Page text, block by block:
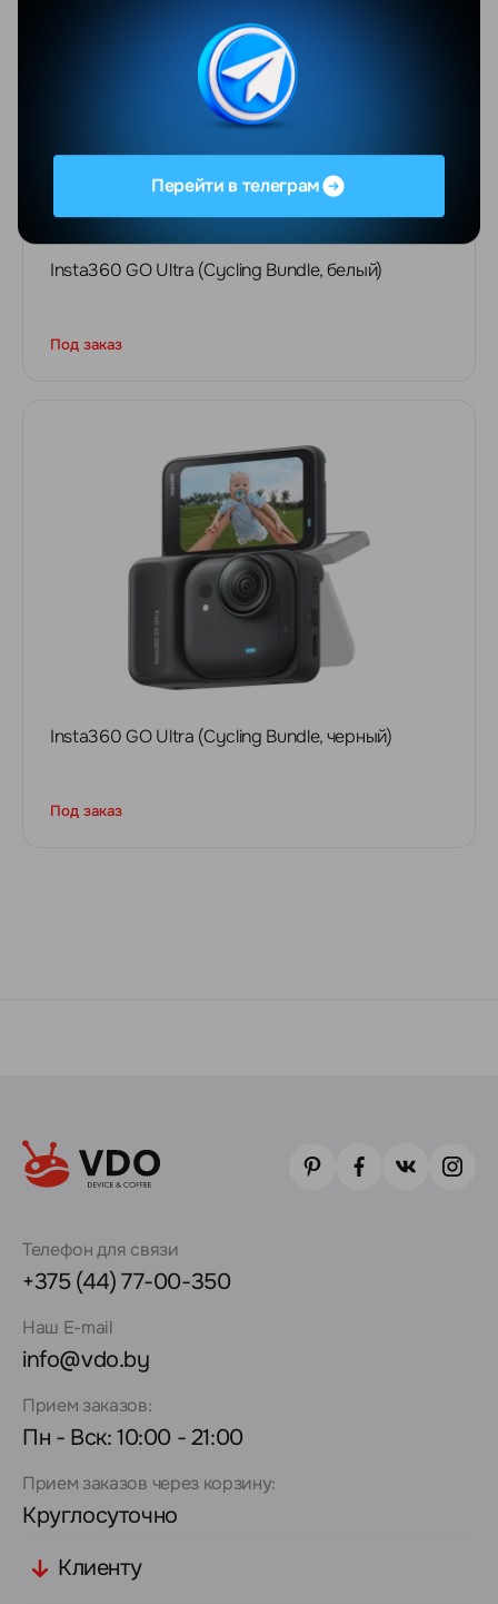
Insta360 GO Ultra (Cycling Bundle, белый)
Под заказ
Insta360 GO Ultra (Cycling Bundle, черный)
Под заказ
Телефон для связи
+375 (44) 77-00-350
Наш E-mail
info@vdo.by
Прием заказов:
Пн - Вск: 10:00 - 21:00
Прием заказов через корзину:
Круглосуточно
Клиенту
Перейти в телеграм